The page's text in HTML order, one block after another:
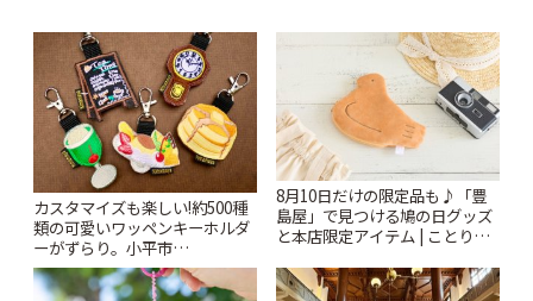
カスタマイズも楽しい!約500種
類の可愛いワッペンキーホルダ
ーがずらり。小平市
「Kimamaya T&K」 | ことりっ
ぷ
8月10日だけの限定品も♪「豊
島屋」で見つける鳩の日グッズ
と本店限定アイテム | ことりっ